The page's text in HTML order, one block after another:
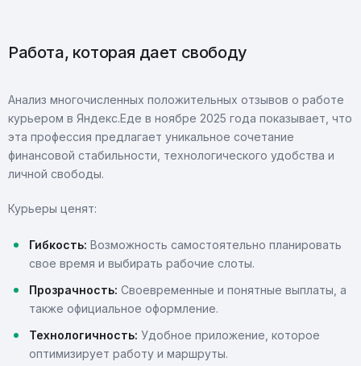
Работа, которая дает свободу
Анализ многочисленных положительных отзывов о работе
курьером в Яндекс.Еде в ноябре 2025 года показывает, что
эта профессия предлагает уникальное сочетание
финансовой стабильности, технологического удобства и
личной свободы.
Курьеры ценят:
Гибкость: Возможность самостоятельно планировать
свое время и выбирать рабочие слоты.
Прозрачность: Своевременные и понятные выплаты, а
также официальное оформление.
Технологичность: Удобное приложение, которое
оптимизирует работу и маршруты.